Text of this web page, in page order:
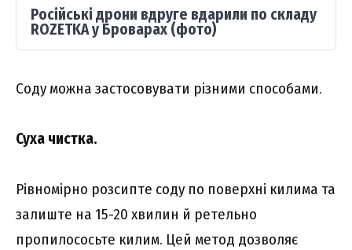
Російські дрони вдруге вдарили по складу
ROZETKA у Броварах (фото)
Соду можна застосовувати різними способами.
Суха чистка.
Рівномірно розсипте соду по поверхні килима та
залиште на 15-20 хвилин й ретельно
пропилососьте килим. Цей метод дозволяє